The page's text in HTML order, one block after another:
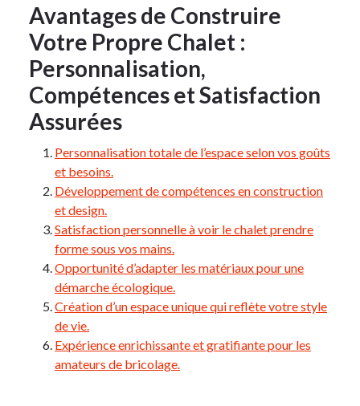
Avantages de Construire
Votre Propre Chalet :
Personnalisation,
Compétences et Satisfaction
Assurées
Personnalisation totale de l’espace selon vos goûts
et besoins.
Développement de compétences en construction
et design.
Satisfaction personnelle à voir le chalet prendre
forme sous vos mains.
Opportunité d’adapter les matériaux pour une
démarche écologique.
Création d’un espace unique qui reflète votre style
de vie.
Expérience enrichissante et gratifiante pour les
amateurs de bricolage.